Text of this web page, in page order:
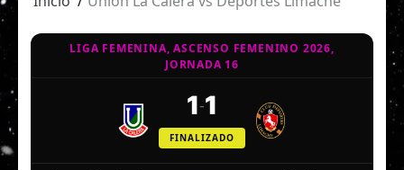
LIGA FEMENINA, ASCENSO FEMENINO 2026,
JORNADA 16
1-1
FINALIZADO